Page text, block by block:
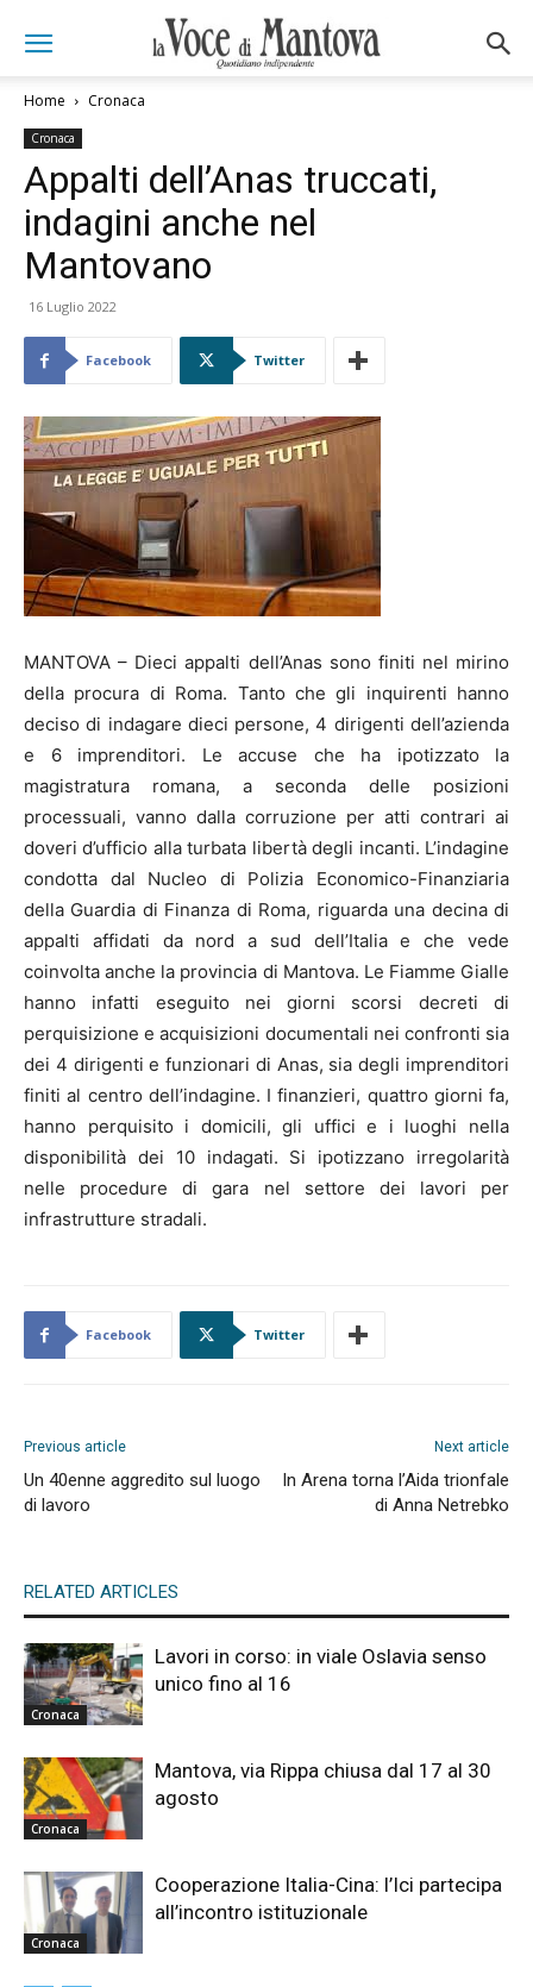
Home Cronaca
Cronaca
Appalti dell’Anas truccati,
indagini anche nel
Mantovano
16 Luglio 2022
Facebook Twitter
MANTOVA – Dieci appalti dell’Anas sono finiti nel mirino
della procura di Roma. Tanto che gli inquirenti hanno
deciso di indagare dieci persone, 4 dirigenti dell’azienda
e 6 imprenditori. Le accuse che ha ipotizzato la
magistratura romana, a seconda delle posizioni
processuali, vanno dalla corruzione per atti contrari ai
doveri d’ufficio alla turbata libertà degli incanti. L’indagine
condotta dal Nucleo di Polizia Economico-Finanziaria
della Guardia di Finanza di Roma, riguarda una decina di
appalti affidati da nord a sud dell’Italia e che vede
coinvolta anche la provincia di Mantova. Le Fiamme Gialle
hanno infatti eseguito nei giorni scorsi decreti di
perquisizione e acquisizioni documentali nei confronti sia
dei 4 dirigenti e funzionari di Anas, sia degli imprenditori
finiti al centro dell’indagine. I finanzieri, quattro giorni fa,
hanno perquisito i domicili, gli uffici e i luoghi nella
disponibilità dei 10 indagati. Si ipotizzano irregolarità
nelle procedure di gara nel settore dei lavori per
infrastrutture stradali.
Facebook Twitter
Previous article
Un 40enne aggredito sul luogo
di lavoro
Next article
In Arena torna l’Aida trionfale
di Anna Netrebko
RELATED ARTICLES
Cronaca
Lavori in corso: in viale Oslavia senso
unico fino al 16
Cronaca
Mantova, via Rippa chiusa dal 17 al 30
agosto
Cronaca
Cooperazione Italia-Cina: l’Ici partecipa
all’incontro istituzionale